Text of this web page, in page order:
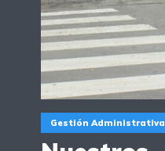
Gestión Administrativa